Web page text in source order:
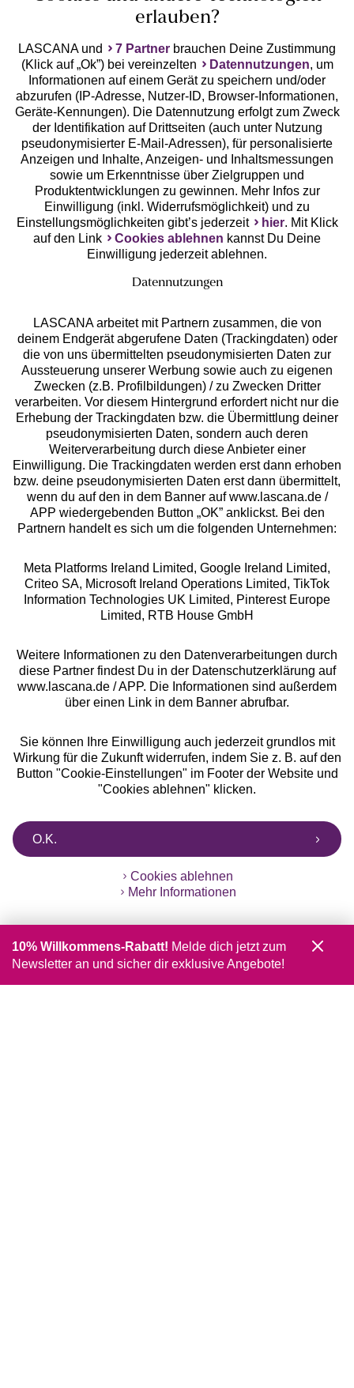
Geprüfte Sicherheit
Unsere Apps
Services
Beratung
Über uns
Rechtliches
Alle Preise inkl. MwSt., zzgl.
Versandkosten
** Bonität vorausgesetzt, berechtigt zur Bonitätsprüfung
erlauben?
LASCANA und 7 Partner brauchen Deine Zustimmung
(Klick auf „Ok”) bei vereinzelten
Datennutzungen, um
Informationen auf einem Gerät zu speichern und/oder
abzurufen (IP-Adresse, Nutzer-ID, Browser-Informationen,
Geräte-Kennungen). Die Datennutzung erfolgt zum Zweck
der Identifikation auf Drittseiten (auch unter Nutzung
pseudonymisierter E-Mail-Adressen), für personalisierte
Anzeigen und Inhalte, Anzeigen- und Inhaltsmessungen
sowie um Erkenntnisse über Zielgruppen und
Produktentwicklungen zu gewinnen. Mehr Infos zur
Einwilligung (inkl. Widerrufsmöglichkeit) und zu
Einstellungsmöglichkeiten gibt’s jederzeit
hier. Mit Klick
auf den Link
Cookies ablehnen kannst Du Deine
Einwilligung jederzeit ablehnen.
Datennutzungen
LASCANA arbeitet mit Partnern zusammen, die von
deinem Endgerät abgerufene Daten (Trackingdaten) oder
die von uns übermittelten pseudonymisierten Daten zur
Aussteuerung unserer Werbung sowie auch zu eigenen
Zwecken (z.B. Profilbildungen) / zu Zwecken Dritter
verarbeiten. Vor diesem Hintergrund erfordert nicht nur die
Erhebung der Trackingdaten bzw. die Übermittlung deiner
pseudonymisierten Daten, sondern auch deren
Weiterverarbeitung durch diese Anbieter einer
Einwilligung. Die Trackingdaten werden erst dann erhoben
bzw. deine pseudonymisierten Daten erst dann übermittelt,
wenn du auf den in dem Banner auf www.lascana.de /
APP wiedergebenden Button „OK” anklickst. Bei den
Partnern handelt es sich um die folgenden Unternehmen:
Meta Platforms Ireland Limited, Google Ireland Limited,
Criteo SA, Microsoft Ireland Operations Limited, TikTok
Information Technologies UK Limited, Pinterest Europe
Limited, RTB House GmbH
Weitere Informationen zu den Datenverarbeitungen durch
diese Partner findest Du in der Datenschutzerklärung auf
www.lascana.de / APP. Die Informationen sind außerdem
über einen Link in dem Banner abrufbar.
Sie können Ihre Einwilligung auch jederzeit grundlos mit
Wirkung für die Zukunft widerrufen, indem Sie z. B. auf den
Button "Cookie-Einstellungen" im Footer der Website und
"Cookies ablehnen" klicken.
O.K.
Cookies ablehnen
Mehr Informationen
10% Willkommens-Rabatt! Melde dich jetzt zum
Newsletter an und sicher dir exklusive Angebote!